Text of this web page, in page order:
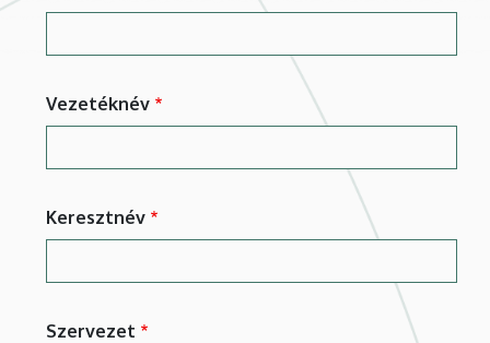
Vezetéknév
Keresztnév
Szervezet